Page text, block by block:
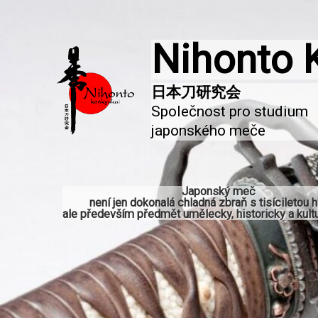
Nihonto
Společnost pro studium
japonského meče
Japonský meč
není jen dokonalá chladná zbraň s tisíciletou
ale především předmět umělecky, historicky a